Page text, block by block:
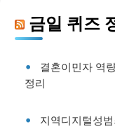
금일 퀴즈
결혼이민자 역
정리
지역디지털성